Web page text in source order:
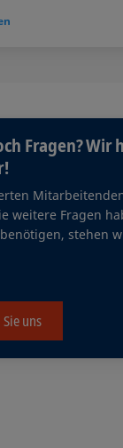
Fragen? Wir
weitere Fragen
stehen
uns